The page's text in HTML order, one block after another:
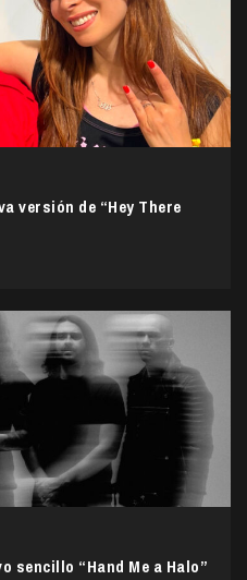
versión de “Hey There
sencillo “Hand Me a Halo”